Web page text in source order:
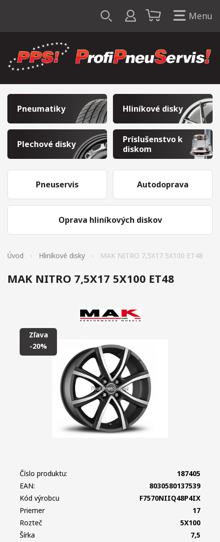
Menu
Pneumatiky Hliníkové disky
Plechové disky
Príslušenstvo k
diskom
Pneuservis
Oprava hliníkových diskov
Autodoprava
Úvod Hliníkové disky MAK NITRO 7,5X17 5X100 ET48
MAK NITRO 7,5X17 5X100 ET48
Zľava
-20%
Číslo produktu:
187405
EAN:
8030580137539
Kód výrobcu
F7570NIIQ48P4IX
Priemer
17
Rozteč
5X100
Šírka
7,5